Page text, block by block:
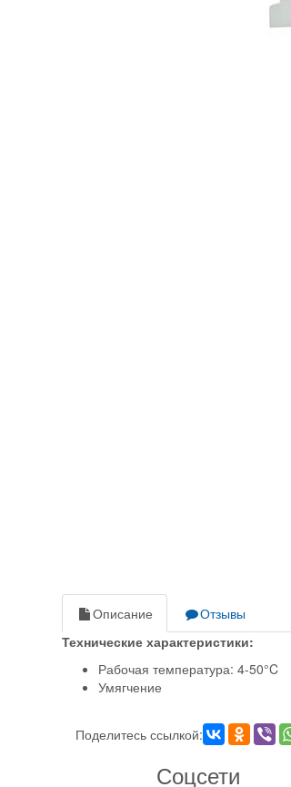
Описание
Отзывы
Технические характеристики:
Рабочая температура: 4-50°C
Умягчение
Поделитесь ссылкой:
Соцсети